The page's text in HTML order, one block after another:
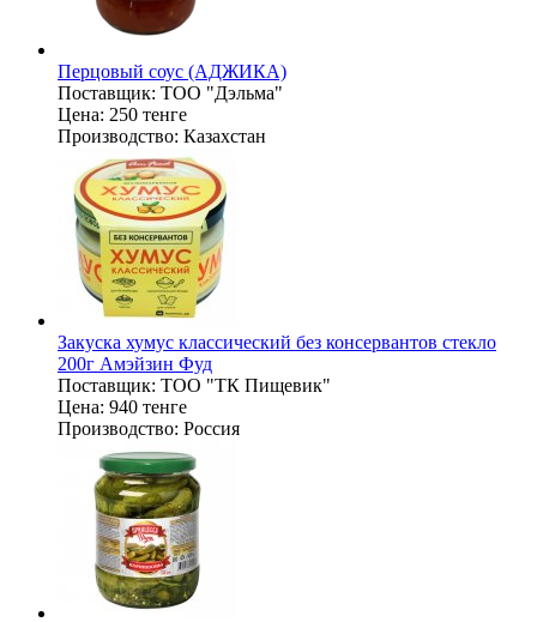
Перцовый соус (АДЖИКА)
Поставщик: ТОО "Дэльма"
Цена: 250 тенге
Производство: Казахстан
Закуска хумус классический без консервантов стекло
200г Амэйзин Фуд
Поставщик: ТОО "ТК Пищевик"
Цена: 940 тенге
Производство: Россия